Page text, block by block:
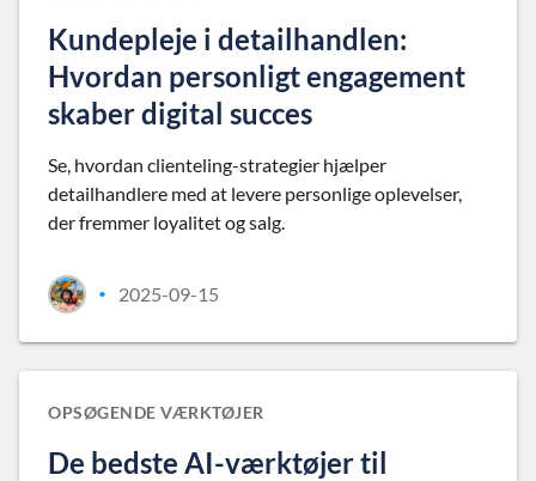
Kundepleje i detailhandlen:
Hvordan personligt engagement
skaber digital succes
Se, hvordan clienteling-strategier hjælper
detailhandlere med at levere personlige oplevelser,
der fremmer loyalitet og salg.
• 2025-09-15
OPSØGENDE VÆRKTØJER
De bedste AI-værktøjer til